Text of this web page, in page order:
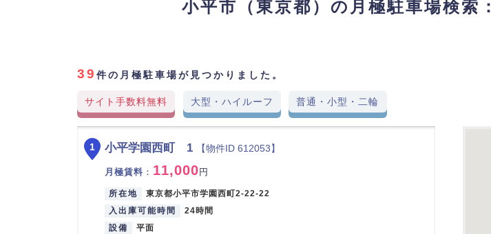
小平市（東京都）の月極駐車場検索：
39 件の月極駐車場が見つかりました。
サイト手数料無料 大型・ハイルーフ 普通・小型・二輪
小平学園西町 1 【物件ID 612053】
月極賃料 ： 11,000 円
所在地
東京都小平市学園西町2-22-22
入出庫可能時間
24時間
設備
平面
1